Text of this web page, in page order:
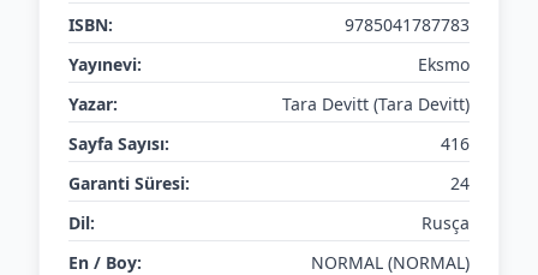
ISBN:
9785041787783
Yayınevi:
Eksmo
Yazar:
Tara Devitt (Tara Devitt)
Sayfa Sayısı:
416
Garanti Süresi:
24
Dil:
Rusça
En / Boy:
NORMAL (NORMAL)